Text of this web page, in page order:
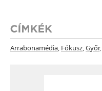
Arrabonamédia, Fókusz,Győr,